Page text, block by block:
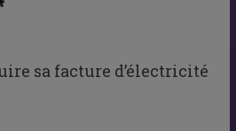
sa facture d’électricité